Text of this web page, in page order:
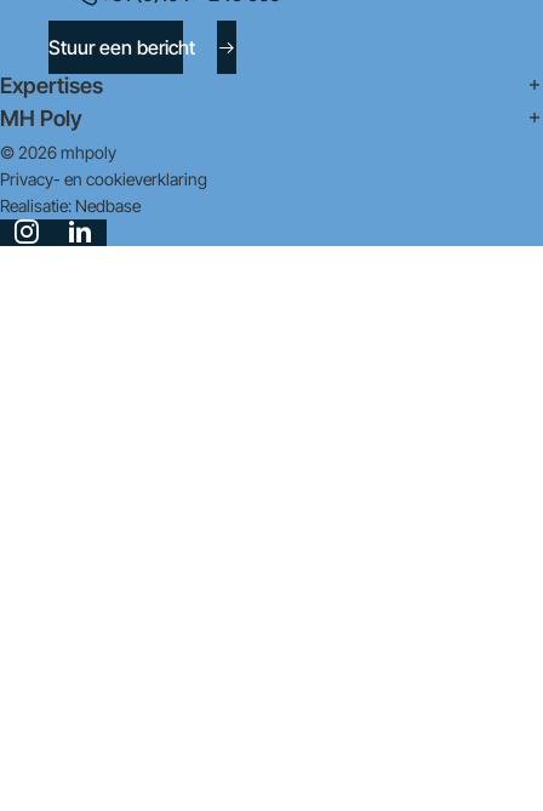
Stuur een bericht
Expertises
MH Poly
© 2026 mhpoly
Privacy- en cookieverklaring
Realisatie: Nedbase